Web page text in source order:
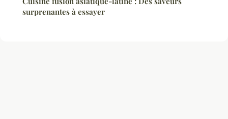
surprenantes à essayer